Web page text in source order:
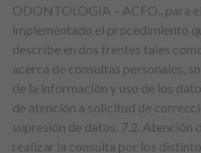
ODONTOLOGIA – ACFO., para
implementado el procedimiento
describe en dos frentes tales
acerca de consultas personales,
de la información y uso de los
de atención a solicitud de
supresión de datos. 7.2. Atención
realizar la consulta por los